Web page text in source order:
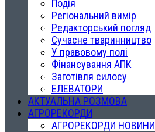
Подія
Регіональний вимір
Редакторський погляд
Сучасне тваринництво
У правовому полі
Фінансування АПК
Заготівля силосу
ЕЛЕВАТОРИ
АКТУАЛЬНА РОЗМОВА
АГРОРЕКОРДИ
АГРОРЕКОРДИ НОВИНИ